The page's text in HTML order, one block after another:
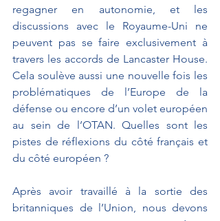
regagner en autonomie, et les
discussions avec le Royaume-Uni ne
peuvent pas se faire exclusivement à
travers les accords de Lancaster House.
Cela soulève aussi une nouvelle fois les
problématiques de l’Europe de la
défense ou encore d’un volet européen
au sein de l’OTAN. Quelles sont les
pistes de réflexions du côté français et
du côté européen ?
Après avoir travaillé à la sortie des
britanniques de l’Union, nous devons